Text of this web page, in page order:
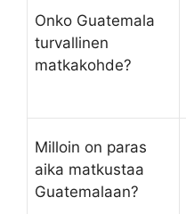
Onko Guatemala
turvallinen
matkakohde?
Milloin on paras
aika matkustaa
Guatemalaan?